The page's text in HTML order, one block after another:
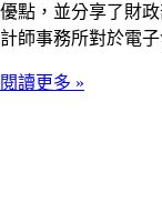
優點，並分享了財
計師事務所對於電
閱讀更多 »